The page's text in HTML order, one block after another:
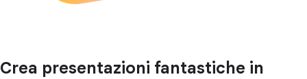
Crea presentazioni fantastiche in